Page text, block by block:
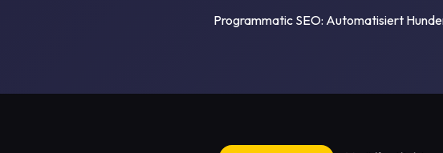
Programmatic SEO: Automatisiert